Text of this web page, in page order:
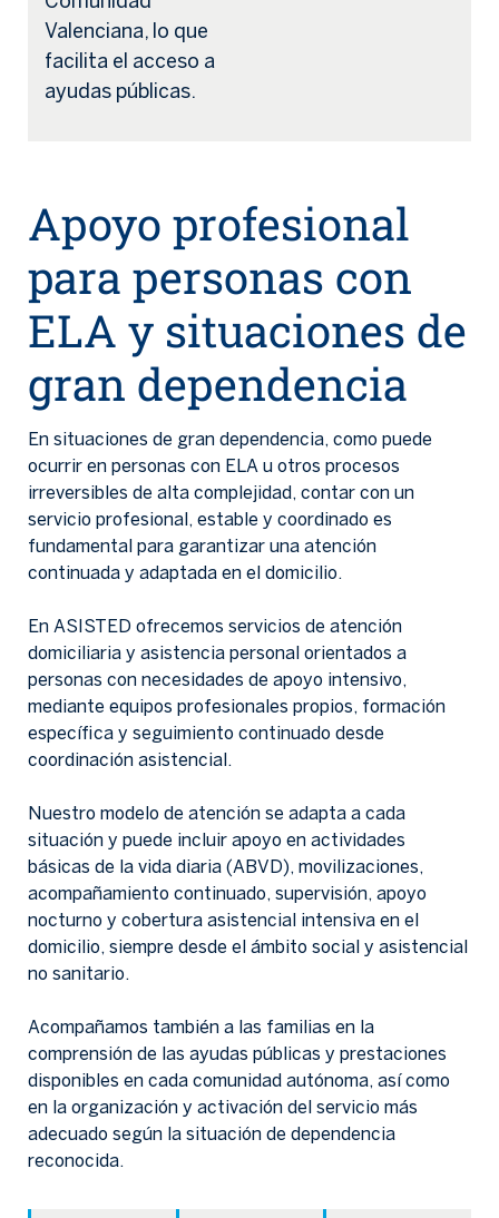
Valenciana, lo que
facilita el acceso a
ayudas públicas.
Apoyo profesional
para personas con
ELA y situaciones de
gran dependencia
En situaciones de gran dependencia, como puede
ocurrir en personas con ELA u otros procesos
irreversibles de alta complejidad, contar con un
servicio profesional, estable y coordinado es
fundamental para garantizar una atención
continuada y adaptada en el domicilio.
En ASISTED ofrecemos servicios de atención
domiciliaria y asistencia personal orientados a
personas con necesidades de apoyo intensivo,
mediante equipos profesionales propios, formación
específica y seguimiento continuado desde
coordinación asistencial.
Nuestro modelo de atención se adapta a cada
situación y puede incluir apoyo en actividades
básicas de la vida diaria (ABVD), movilizaciones,
acompañamiento continuado, supervisión, apoyo
nocturno y cobertura asistencial intensiva en el
domicilio, siempre desde el ámbito social y asistencial
no sanitario.
Acompañamos también a las familias en la
comprensión de las ayudas públicas y prestaciones
disponibles en cada comunidad autónoma, así como
en la organización y activación del servicio más
adecuado según la situación de dependencia
reconocida.